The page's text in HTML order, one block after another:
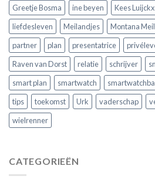
Greetje Bosma
ine beyen Kees Luijckx
liefdesleven
Meilandjes Montana
partner
plan presentatrice
Raven van Dorst
relatie schrijver
smart plan
smartwatch
tips
toekomst Urk vaderschap
wielrenner
CATEGORIEËN